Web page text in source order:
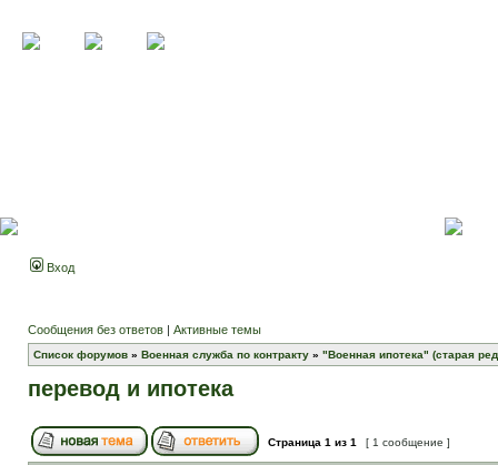
Вход
Сообщения без ответов | Активные темы
Список форумов » Военная служба по контракту » "Военная ипотека" (старая
перевод и ипотека
Страница 1 из 1 [ 1 сообщение ]